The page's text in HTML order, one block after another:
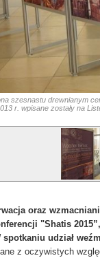
szesnastu drewnianym
r. wpisane zostały na
oraz
"Shatis
spotkaniu udział
z oczywistych